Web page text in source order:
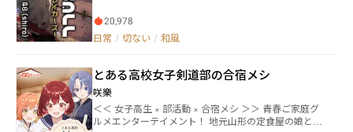
して、私のお見合いの成否次第で世界が滅んでしまう
という事を───
ゆる場所において、何百年経ようとも決して変わらな
いものがある。 死だ。 死は生きとし生けるもの、全て
うか。 未知なるものへの恐怖から、あるいは救いを求
める期待から、さまざまな幻想を抱くが、多くの場
合、このようになるはずだ。 もしも今生に何の未練も
なく、怨みや後悔もないならば、天に上がって輪廻転
生の輪に入るだろう。その逆ならば、地底に堕ちるだ
20,978
日常 / 切ない / 和風
とある高校女子剣道部の合宿メシ
咲樂
＜＜ 女子高生 × 部活動 × 合宿メシ ＞＞ 青春ご家庭グ
ルメエンターテイメント！ 地元山形の定食屋の娘とし